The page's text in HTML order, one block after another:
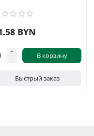
BYN
В корзину
Быстрый заказ